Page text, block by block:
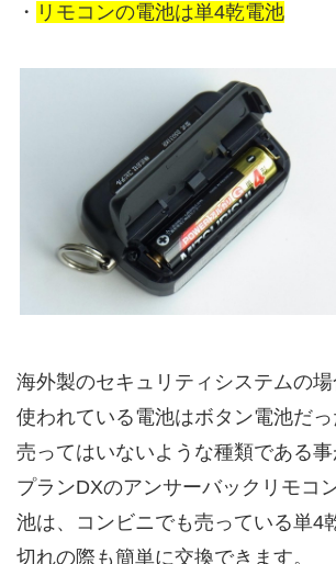
・ リモコンの電池は単4乾電池
海外製のセキュリティシステムの
使われている電池はボタン電池だ
売ってはいないような種類である
プランDXのアンサーバックリモコ
池は、コンビニでも売っている単4
切れの際も簡単に交換できます。